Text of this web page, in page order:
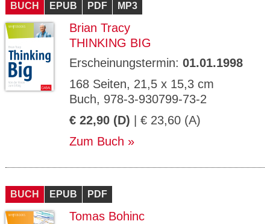
BUCH EPUB PDF MP3
Brian Tracy
THINKING BIG
Erscheinungstermin: 01.01.1998
168 Seiten, 21,5 x 15,3 cm
Buch, 978-3-930799-73-2
€ 22,90 (D) | € 23,60 (A)
Zum Buch
BUCH EPUB PDF
Tomas Bohinc